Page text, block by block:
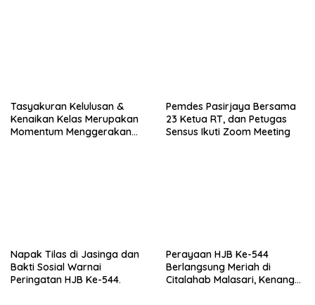
Tasyakuran Kelulusan &
Kenaikan Kelas Merupakan
Momentum Menggerakan
Pemdes Pasirjaya Bersama
23 Ketua RT, dan Petugas
Sensus Ikuti Zoom Meeting
Napak Tilas di Jasinga dan
Bakti Sosial Warnai
Peringatan HJB Ke-544.
Perayaan HJB Ke-544
Berlangsung Meriah di
Citalahab Malasari, Kenang